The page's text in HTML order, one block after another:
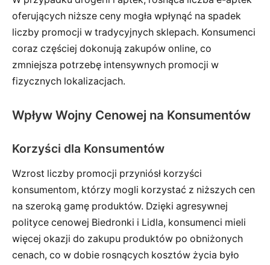
oferujących niższe ceny mogła wpłynąć na spadek
liczby promocji w tradycyjnych sklepach. Konsumenci
coraz częściej dokonują zakupów online, co
zmniejsza potrzebę intensywnych promocji w
fizycznych lokalizacjach.
Wpływ Wojny Cenowej na Konsumentów
Korzyści dla Konsumentów
Wzrost liczby promocji przyniósł korzyści
konsumentom, którzy mogli korzystać z niższych cen
na szeroką gamę produktów. Dzięki agresywnej
polityce cenowej Biedronki i Lidla, konsumenci mieli
więcej okazji do zakupu produktów po obniżonych
cenach, co w dobie rosnących kosztów życia było